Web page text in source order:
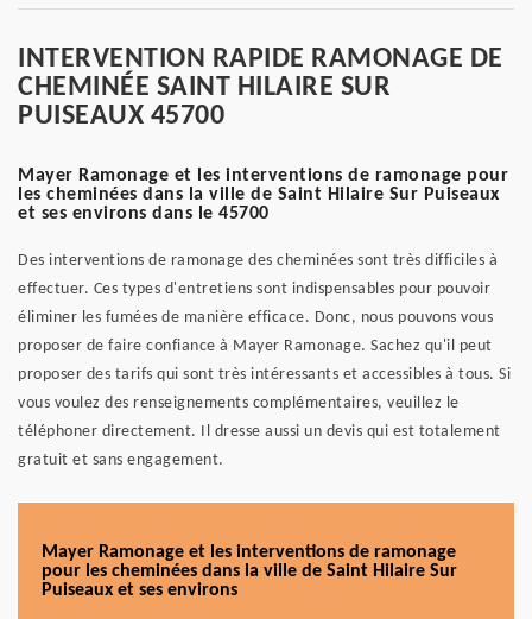
INTERVENTION RAPIDE RAMONAGE DE
CHEMINÉE SAINT HILAIRE SUR
PUISEAUX 45700
Mayer Ramonage et les interventions de ramonage pour
les cheminées dans la ville de Saint Hilaire Sur Puiseaux
et ses environs dans le 45700
Des interventions de ramonage des cheminées sont très difficiles à
effectuer. Ces types d'entretiens sont indispensables pour pouvoir
éliminer les fumées de manière efficace. Donc, nous pouvons vous
proposer de faire confiance à Mayer Ramonage. Sachez qu'il peut
proposer des tarifs qui sont très intéressants et accessibles à tous. Si
vous voulez des renseignements complémentaires, veuillez le
téléphoner directement. Il dresse aussi un devis qui est totalement
gratuit et sans engagement.
Mayer Ramonage et les interventions de ramonage
pour les cheminées dans la ville de Saint Hilaire Sur
Puiseaux et ses environs